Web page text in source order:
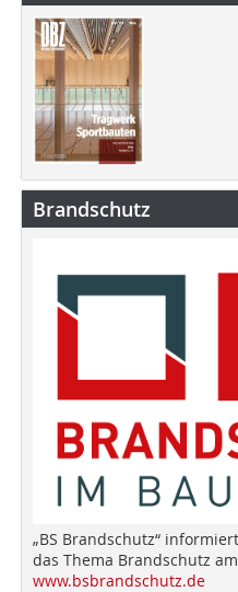
Brandschutz
„BS Brandschutz“
das Thema Brandschutz
www.bsbrandschutz.de